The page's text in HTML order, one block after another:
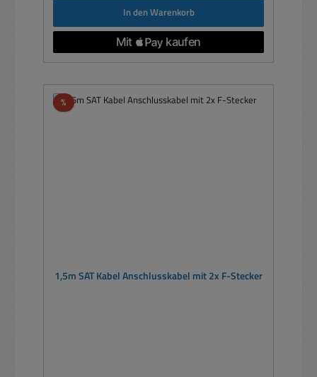
In den Warenkorb
%Rabatt
1,5m SAT Kabel Anschlusskabel mit 2x F-Stecker